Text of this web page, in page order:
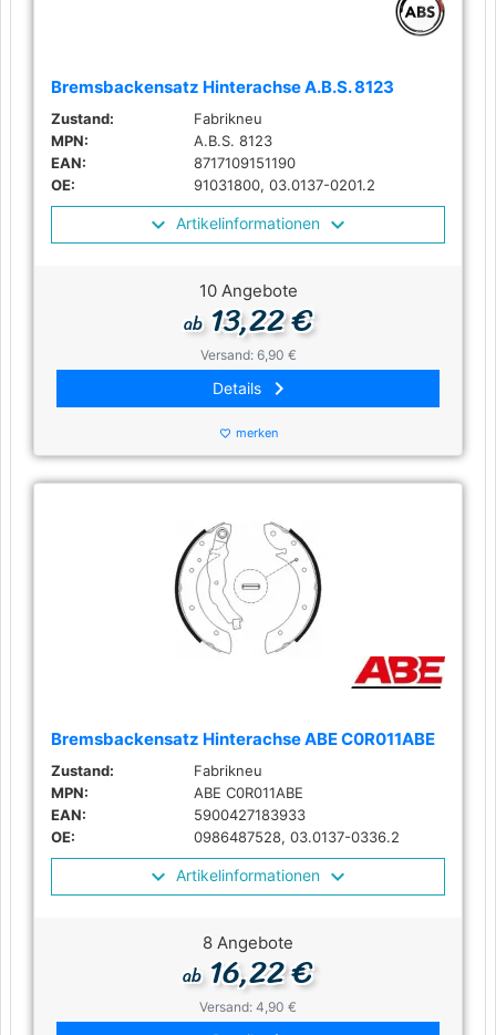
Bremsbackensatz Hinterachse A.B.S. 8123
Zustand:
Fabrikneu
MPN:
A.B.S. 8123
EAN:
8717109151190
OE:
91031800, 03.0137-0201.2
Artikelinformationen
10 Angebote
ab13,22 €
Versand: 6,90 €
Details keyboard_arrow_right
favorite_border merken
Bremsbackensatz Hinterachse ABE C0R011ABE
Zustand:
Fabrikneu
MPN:
ABE C0R011ABE
EAN:
5900427183933
OE:
0986487528, 03.0137-0336.2
Artikelinformationen
8 Angebote
ab16,22 €
Versand: 4,90 €